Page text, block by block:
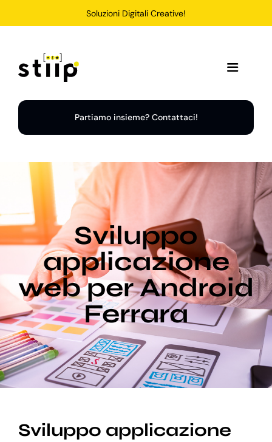
Soluzioni Digitali Creative!
Toggle
Home
Soluzioni
Chi Siamo
Portfolio
Blog
Supporto
Partiamo insieme? Contattaci!
Sviluppo
applicazione
web per Android
Ferrara
Sviluppo applicazione